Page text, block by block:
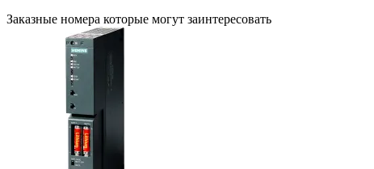
Заказные номера которые могут заинтересовать